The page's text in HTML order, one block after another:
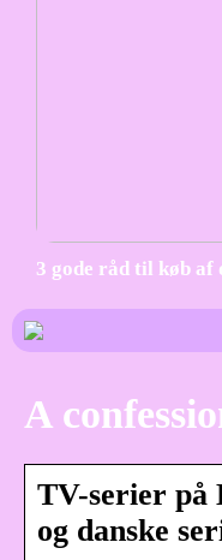
3 gode råd til køb af
A
TV-serier på
og danske